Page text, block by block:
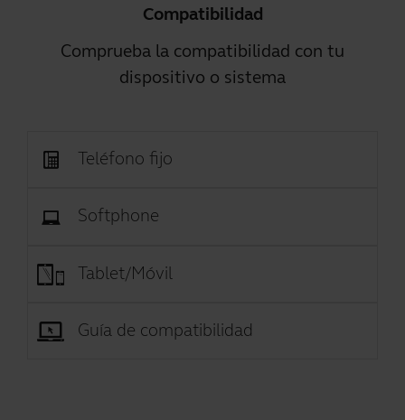
Compatibilidad
Comprueba la compatibilidad con tu
dispositivo o sistema
Teléfono fijo
Softphone
Tablet/Móvil
Guía de compatibilidad